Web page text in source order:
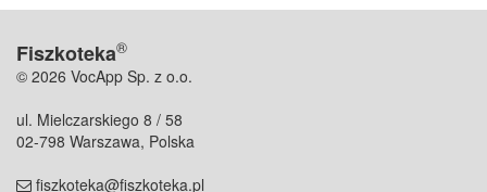
Fiszkoteka®
© 2026 VocApp Sp. z o.o.
ul. Mielczarskiego 8 / 58
02-798 Warszawa, Polska
fiszkoteka@fiszkoteka.pl